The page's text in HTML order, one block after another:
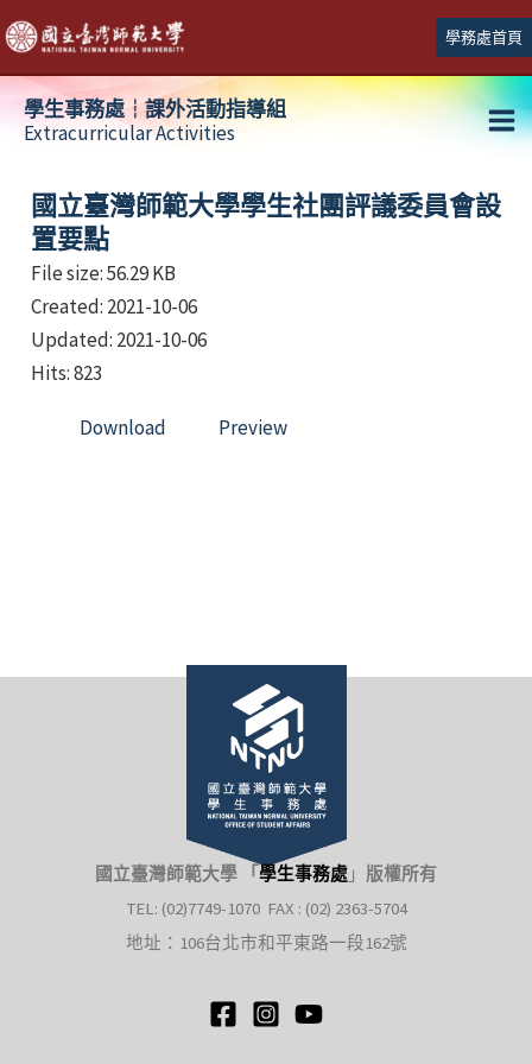
跳
至
主
學務處首頁
學生事務處┆課外活動指導組
Extracurricular Activities
國立臺灣師範大學學生社團評議委員會設
置要點
File size: 56.29 KB
Created: 2021-10-06
Updated: 2021-10-06
Hits: 823
Download Preview
國立臺灣師範大學 「 學生事務處 」 版權所有
TEL: (02)7749-1070 FAX : (02) 2363-5704
地址：106台北市和平東路一段162號